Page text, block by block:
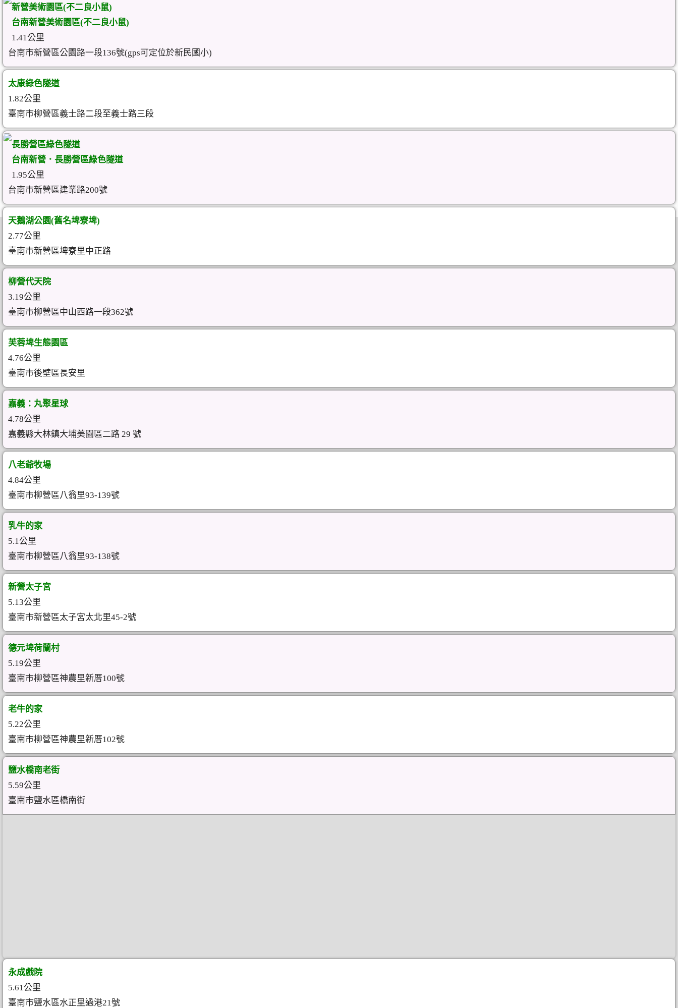
新營美術園區(不二良小鼠)
台南新營美術園區(不二良小鼠)
1.41公里
台南市新營區公園路一段136號(gps可定位於新民國小)
太康綠色隧道
1.82公里
臺南市柳營區義士路二段至義士路三段
長勝營區綠色隧道
台南新營．長勝營區綠色隧道
1.95公里
台南市新營區建業路200號
天鵝湖公園(舊名埤寮埤)
2.77公里
臺南市新營區埤寮里中正路
柳營代天院
3.19公里
臺南市柳營區中山西路一段362號
芙蓉埤生態園區
4.76公里
臺南市後壁區長安里
嘉義：丸聚星球
4.78公里
嘉義縣大林鎮大埔美園區二路 29 號
八老爺牧場
4.84公里
臺南市柳營區八翁里93-139號
乳牛的家
5.1公里
臺南市柳營區八翁里93-138號
新營太子宮
5.13公里
臺南市新營區太子宮太北里45-2號
德元埤荷蘭村
5.19公里
臺南市柳營區神農里新厝100號
老牛的家
5.22公里
臺南市柳營區神農里新厝102號
鹽水橋南老街
5.59公里
臺南市鹽水區橋南街
永成戲院
5.61公里
臺南市鹽水區水正里過港21號